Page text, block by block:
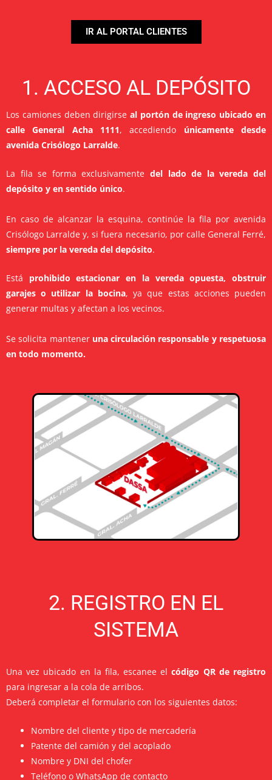
IR AL PORTAL CLIENTES
1. ACCESO AL DEPÓSITO
Los camiones deben dirigirseal portón de ingreso ubicado en
calle General Acha 1111, accediendo únicamente desde
avenida Crisólogo Larralde.
La fila se forma exclusivamente del lado de la vereda del
depósito y en sentido único.
En caso de alcanzar la esquina, continúe la fila por avenida
Crisólogo Larralde y, si fuera necesario, por calle General Ferré,
siempre por la vereda del depósito.
Está prohibido estacionar en la vereda opuesta, obstruir
garajes o utilizar la bocina, ya que estas acciones pueden
generar multas y afectan a los vecinos.
Se solicita mantener una circulación responsable y respetuosa
en todo momento.
2. REGISTRO EN EL
SISTEMA
Una vez ubicado en la fila, escanee elcódigo QR de registro
para ingresar a la cola de arribos.
Deberá completar el formulario con los siguientes datos:
Nombre del cliente y tipo de mercadería
Patente del camión y del acoplado
Nombre y DNI del chofer
Teléfono o WhatsApp de contacto